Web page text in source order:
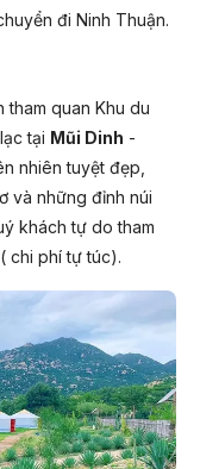
, chiêm ngưỡng cảnh
nên từ nhiều hòn đá
tượng văn hóa của
xung quanh vị
xe điện. Hành trình
những cung đường
hấp dẫn.
Ninh Thuậncòn sở
xang lòng người.
rỡ, mang tới cảm xúc
đi Ninh Thuận.
quan Khu du
lạc tại Mũi Dinh -
nhiên tuyệt đẹp,
và những đỉnh núi
khách tự do tham
chi phí tự túc).